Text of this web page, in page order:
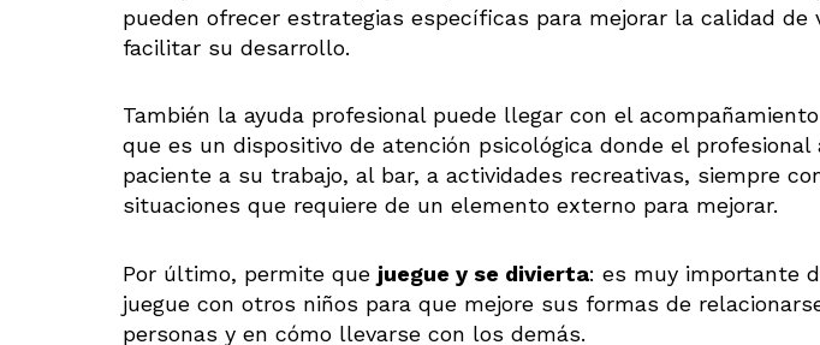
pueden ofrecer estrategias específicas para mejorar la calidad de
facilitar su desarrollo.
También la ayuda profesional puede llegar con el
que es un dispositivo de atención psicológica donde el profesional
paciente a su trabajo, al bar, a actividades recreativas, siempre
situaciones que requiere de un elemento externo para mejorar.
Por último, permite que juegue y se divierta: es muy importante
juegue con otros niños para que mejore sus formas de
personas y en cómo llevarse con los demás.